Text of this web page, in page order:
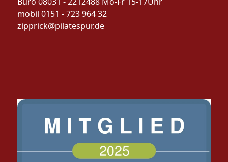
mobil 0151 - 723 964 32
zipprick@pilatespur.de